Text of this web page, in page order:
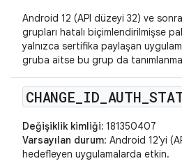
Android 12 (API düzeyi 32) ve
grupları hatalı biçimlendirilmişse
yalnızca sertifika paylaşan
gruba aitse bu grup da
CHANGE ID AUTH _
Değişiklik kimliği: 181350407
Varsayılan durum: Android 12'yi
hedefleyen uygulamalarda etkin.